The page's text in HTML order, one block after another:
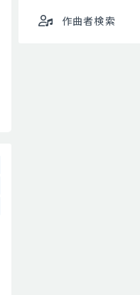
作曲者検索